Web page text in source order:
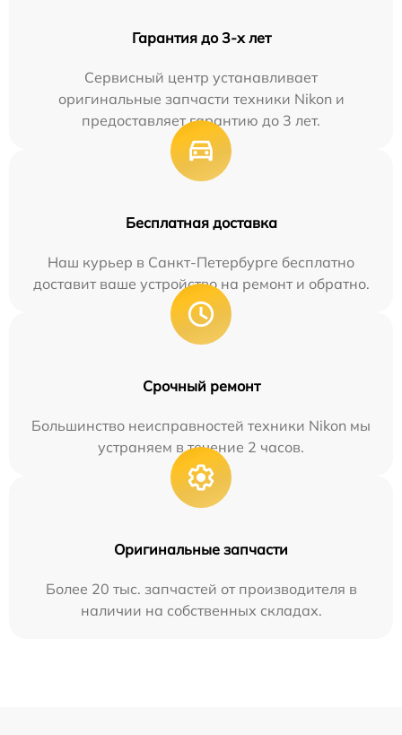
Гарантия до 3-х лет
Сервисный центр устанавливает
оригинальные запчасти техники Nikon и
предоставляет гарантию до 3 лет.
Бесплатная доставка
Наш курьер в Санкт-Петербурге бесплатно
доставит ваше устройство на ремонт и обратно.
Срочный ремонт
Большинство неисправностей техники Nikon мы
устраняем в течение 2 часов.
Оригинальные запчасти
Более 20 тыс. запчастей от производителя в
наличии на собственных складах.